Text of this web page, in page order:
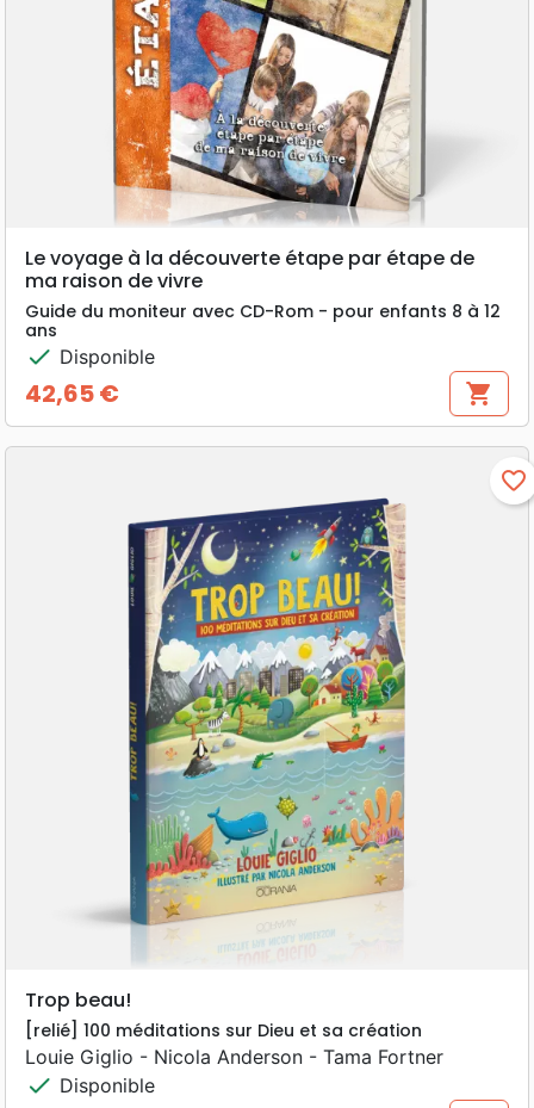
Le voyage à la découverte étape par étape de
ma raison de vivre
Guide du moniteur avec CD-Rom - pour enfants 8 à 12
ans
check Disponible
Prix
42,65 € shopping_cart
favorite_border
Trop beau!
[relié] 100 méditations sur Dieu et sa création
Louie Giglio - Nicola Anderson - Tama Fortner
check Disponible